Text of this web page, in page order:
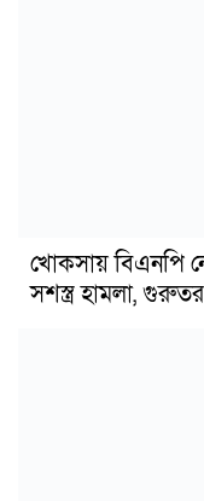
খোকসায় বিএনপি
সশস্ত্র হামলা,